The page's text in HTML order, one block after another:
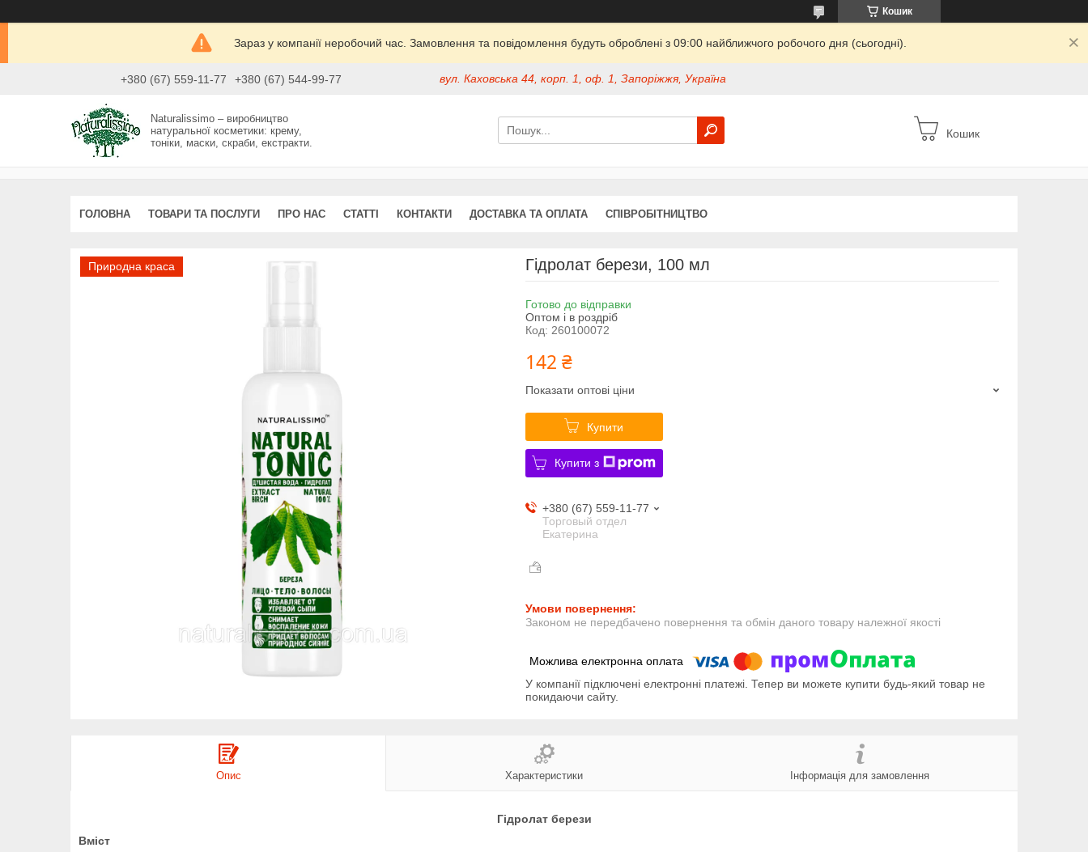
Кошик
Зараз у компанії неробочий час. Замовлення та повідомлення будуть оброблені з 09:00 найближчого робочого дня (сьогодні).
+380 (67) 559-11-77 +380 (67) 544-99-77 вул. Каховська 44, корп. 1, оф. 1, Запоріжжя, Україна
Naturalissimo – виробництво
натуральної косметики: крему,
тоніки, маски, скраби, екстракти.
Кошик
ГОЛОВНА ТОВАРИ ТА ПОСЛУГИ ПРО НАС СТАТТІ КОНТАКТИ ДОСТАВКА ТА ОПЛАТА СПІВРОБІТНИЦТВО
Природна краса Гідролат берези, 100 мл
Готово до відправки
Оптом і в роздріб
Код: 260100072
142 ₴
Показати оптові ціни
Купити
Купити з
+380 (67) 559-11-77
Торговый отдел
Екатерина
Законом не передбачено повернення та обмін даного товару належної якості
У компанії підключені електронні платежі. Тепер ви можете купити будь-який товар не
покидаючи сайту.
Опис Характеристики Інформація для замовлення
Гідролат берези
Вміст